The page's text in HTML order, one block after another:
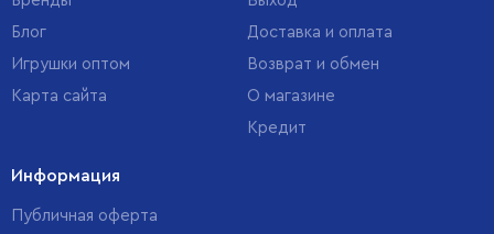
Блог
Игрушки оптом
Карта сайта
Доставка и оплата
Возврат и обмен
О магазине
Кредит
Информация
Публичная оферта